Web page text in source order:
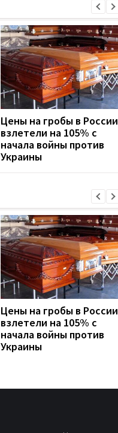
Цены на гробы в России
взлетели на 105% с
начала войны против
Украины
Цены на гробы в России
взлетели на 105% с
начала войны против
Украины